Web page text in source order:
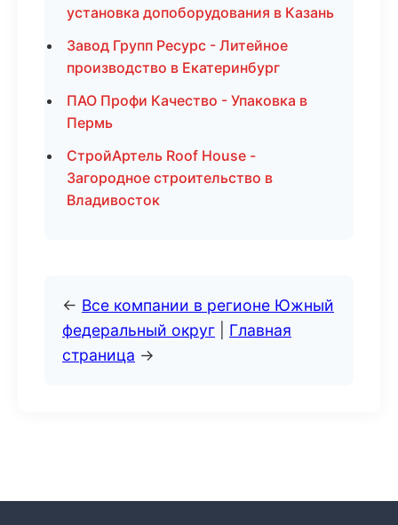
установка допоборудования в Казань
Завод Групп Ресурс - Литейное
производство в Екатеринбург
ПАО Профи Качество - Упаковка в
Пермь
СтройАртель Roof House -
Загородное строительство в
Владивосток
← Все компании в регионе Южный
федеральный округ
Главная
страница →